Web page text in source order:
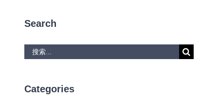
Search
果：
Categories